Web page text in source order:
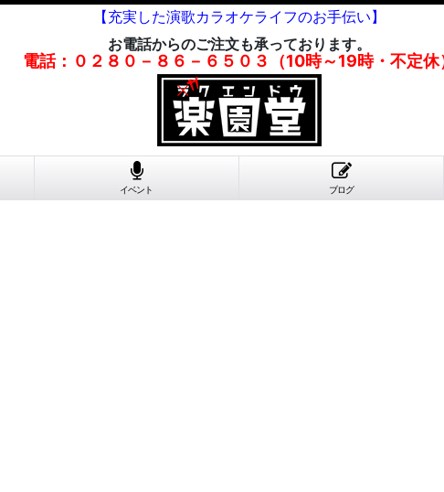
【充実した演歌カラオケライフのお手伝い】
お電話からのご注文も承っております。
電話：０２８０－８６－６５０３（10時～19時・不定休
イベント ブログ